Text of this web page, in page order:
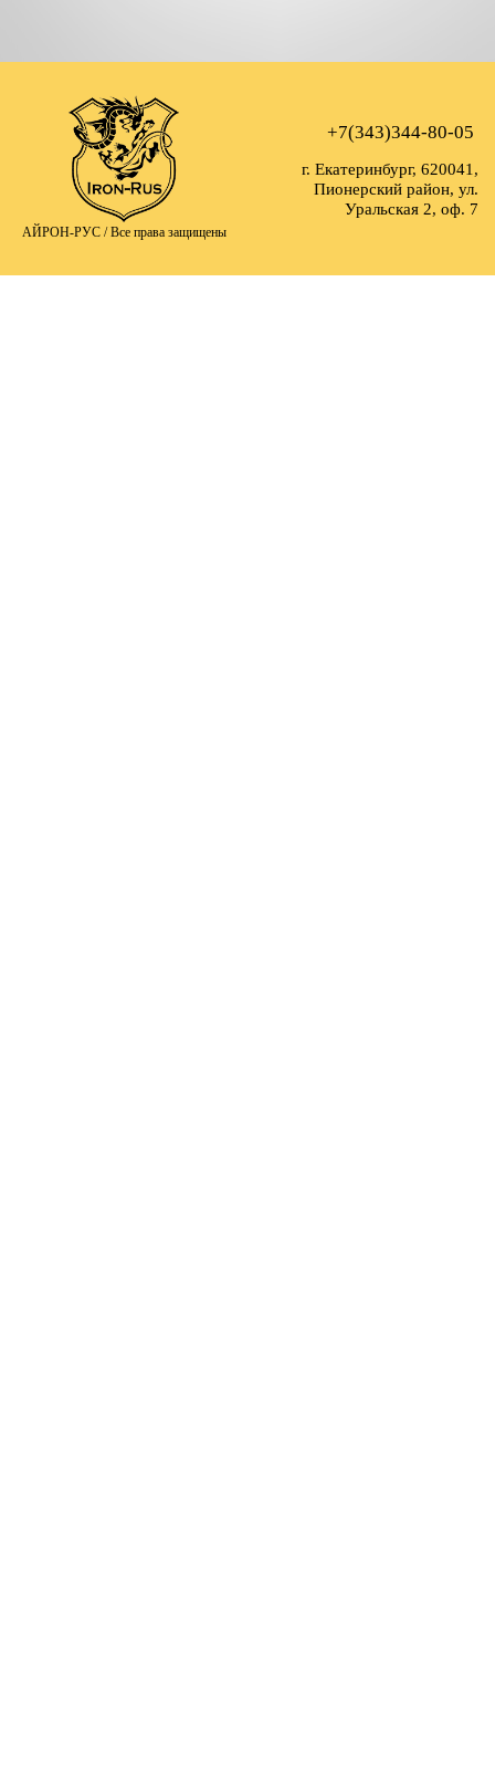
АЙРОН-РУС /Все права защищены
+7(343)344-80-05
г. Екатеринбург, 620041,
Пионерский район, ул.
Уральская 2, оф. 7